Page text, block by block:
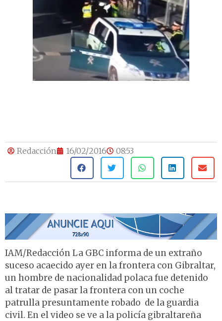
Redacción 16/02/2016 08:53
IAM/Redacción La GBC informa de un extraño
suceso acaecido ayer en la frontera con Gibraltar,
un hombre de nacionalidad polaca fue detenido
al tratar de pasar la frontera con un coche
patrulla presuntamente robado de la guardia
civil. En el video se ve a la policía gibraltareña